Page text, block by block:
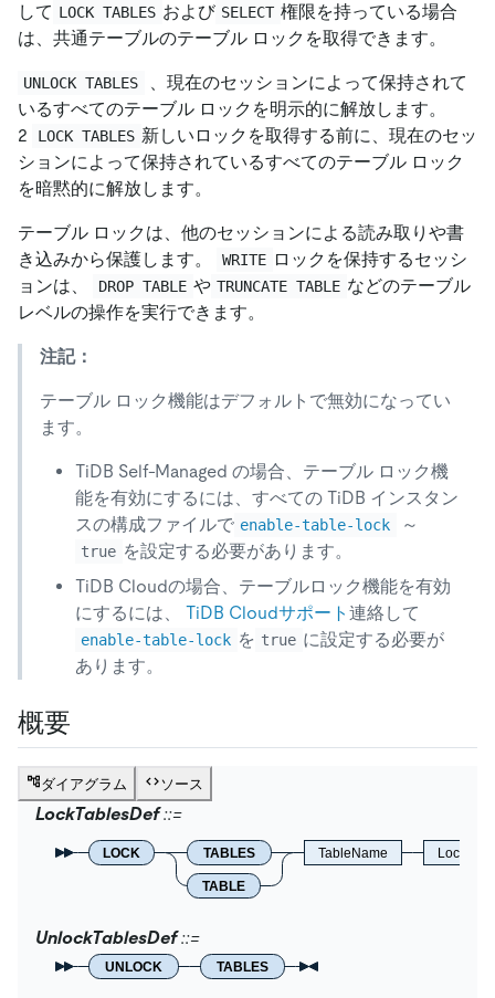
して LOCK TABLES および SELECT 権限を持っている場合
は、共通テーブルのテーブル ロックを取得できます。
UNLOCK TABLES
、現在のセッションによって保持されて
いるすべてのテーブル ロックを明示的に解放します。
2
LOCK TABLES 新しいロックを取得する前に、現在のセッ
ションによって保持されているすべてのテーブル ロック
を暗黙的に解放します。
テーブル ロックは、他のセッションによる読み取りや書
き込みから保護します。
WRITE ロックを保持するセッシ
ョンは、
DROP TABLE や TRUNCATE TABLE などのテーブル
レベルの操作を実行できます。
注記：
テーブル ロック機能はデフォルトで無効になってい
ます。
TiDB Self-Managed の場合、テーブル ロック機
能を有効にするには、すべての TiDB インスタン
スの構成ファイルで enable-table-lock ～
true を設定する必要があります。
TiDB Cloudの場合、テーブルロック機能を有効
にするには、 TiDB Cloudサポート 連絡して
enable-table-lock を true に設定する必要が
あります。
概要
ダイアグラム ソース
LockTablesDef
LOCK TABLES
TABLE
TableName LockType
UnlockTablesDef
UNLOCK TABLES